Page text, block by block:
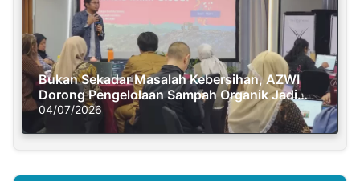
Bukan Sekadar Masalah Kebersihan, AZWI
Dorong Pengelolaan Sampah Organik Jadi
Solusi Krisis Iklim
04/07/2026